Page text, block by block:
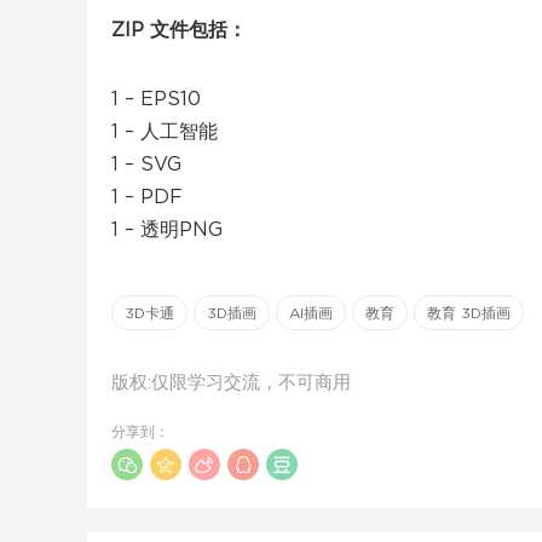
ZIP 文件包括：
1 – EPS10
1 – 人工智能
1 – SVG
1 – PDF
1 – 透明PNG
3D卡通 3D插画 AI插画 教育 教育 3D插画
版权:仅限学习交流，不可商用
分享到：